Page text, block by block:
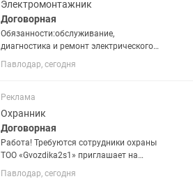
Электромонтажник
Договорная
Обязанности:обслуживание,
диагностика и ремонт электрического
оборудования, сетей и установок,
проведение планово-
аварий и повреждений, а также строгое
соблюдение...
Павлодар, сегодня
Реклама
Охранник
Договорная
Работа! Требуются сотрудники охраны
ТОО «Gvozdika2s1» приглашает на
работу сотрудников охраны. 📍
Объекты: г. Павлодар и г. Аксу 🕘
Павлодар, сегодня